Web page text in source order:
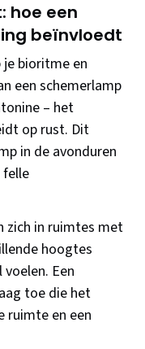
hoe een
beïnvloedt
bioritme en
een schemerlamp
– het
op rust. Dit
in de avonduren
felle
zich in ruimtes met
hoogtes
Een
toe die het
ruimte en een